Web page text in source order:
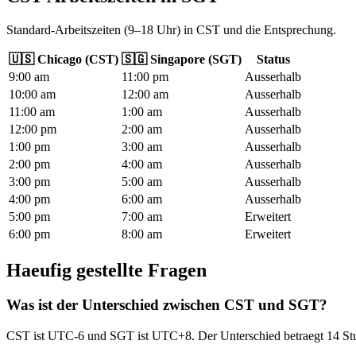
Standard-Arbeitszeiten (9–18 Uhr) in CST und die Entsprechung.
🇺🇸 Chicago (CST) 🇸🇬 Singapore (SGT)
Status
9:00 am 11 :00 pm
Ausserhalb
10:00 am 12:00 am
Ausserhalb
11 :00 am 1 :00 am
Ausserhalb
12:00 pm 2:00 am
Ausserhalb
1 :00 pm 3:00 am
Ausserhalb
2:00 pm 4:00 am
Ausserhalb
3:00 pm 5:00 am
Ausserhalb
4:00 pm 6:00 am
Ausserhalb
5:00 pm 7:00 am
Erweitert
6:00 pm 8:00 am Erweitert
Haeufig gestellte Fragen
Was ist der Unterschied zwischen CST und SGT?
CST ist UTC-6 und SGT ist UTC+8. Der Unterschied betraegt 14